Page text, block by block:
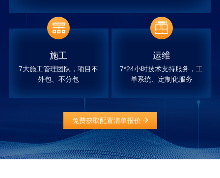
施工
7大施工管理团队，项目不
外包、不分包
运维
7*24小时技术支持服务，工
单系统、定制化服务
免费获取配置清单报价